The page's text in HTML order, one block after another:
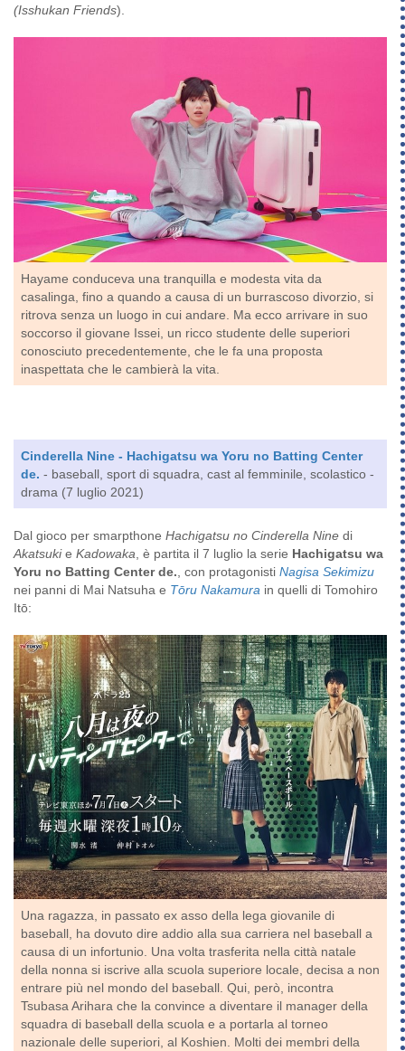
(Isshukan Friends).
Hayame conduceva una tranquilla e modesta vita da
casalinga, fino a quando a causa di un burrascoso divorzio, si
ritrova senza un luogo in cui andare. Ma ecco arrivare in suo
soccorso il giovane Issei, un ricco studente delle superiori
conosciuto precedentemente, che le fa una proposta
inaspettata che le cambierà la vita.
Cinderella Nine - Hachigatsu wa Yoru no Batting Center
de. - baseball, sport di squadra, cast al femminile, scolastico -
drama (7 luglio 2021)
Dal gioco per smarpthone Hachigatsu no Cinderella Nine di
Akatsukie Kadowaka , è partita il 7 luglio la serie Hachigatsu wa
Yoru no Batting Center de. , con protagonisti Nagisa Sekimizu
nei panni di Mai Natsuha e Tōru Nakamura in quelli di Tomohiro
Itō:
Una ragazza, in passato ex asso della lega giovanile di
baseball, ha dovuto dire addio alla sua carriera nel baseball a
causa di un infortunio. Una volta trasferita nella città natale
della nonna si iscrive alla scuola superiore locale, decisa a non
entrare più nel mondo del baseball. Qui, però, incontra
Tsubasa Arihara che la convince a diventare il manager della
squadra di baseball della scuola e a portarla al torneo
nazionale delle superiori, al Koshien. Molti dei membri della